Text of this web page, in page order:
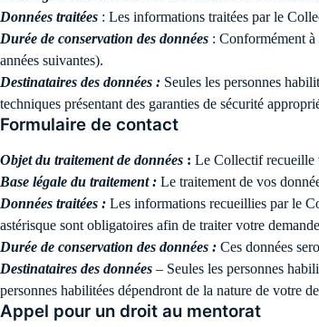
Données traitées : Les informations traitées par le
Durée de conservation des données : Conformément à
années suivantes).
Destinataires des données : Seules les personnes
techniques présentant des garanties de sécurité
Formulaire de contact
Objet du traitement de données : Le Collectif recueille
Base légale du traitement : Le traitement de vos
Données traitées : Les informations recueillies par le
astérisque sont obligatoires afin de traiter votre
Durée de conservation des données : Ces données
Destinataires des données – Seules les personnes
personnes habilitées dépendront de la nature de votre
Appel pour un droit au mentorat